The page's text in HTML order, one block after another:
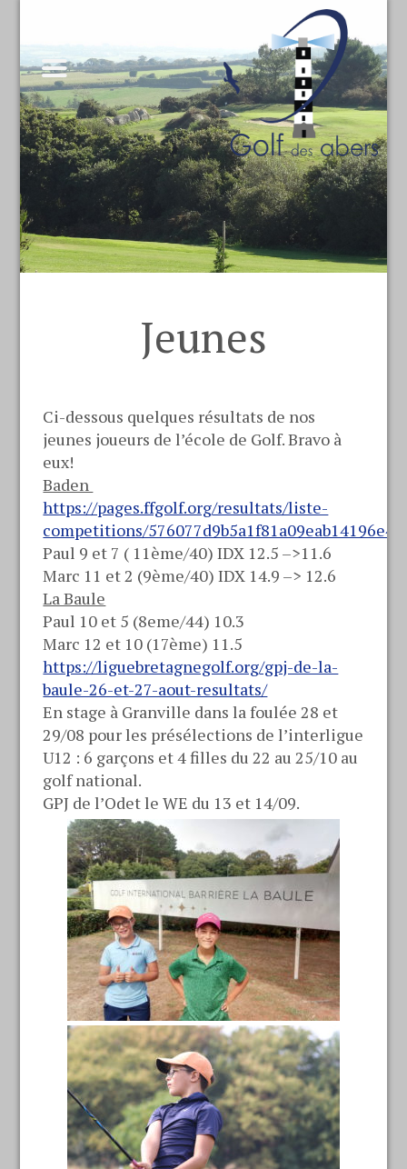
Jeunes
Ci-dessous quelques résultats de nos
jeunes joueurs de l’école de Golf. Bravo à
eux!
Baden
https://pages.ffgolf.org/resultats/liste-
competitions/
Paul 9 et 7 ( 11ème/40) IDX 12.5 –>11.6
Marc 11 et 2 (9ème/40) IDX 14.9 –> 12.6
La Baule
Paul 10 et 5 (8eme/44) 10.3
Marc 12 et 10 (17ème) 11.5
https://liguebretagnegolf.org/gpj-de-la-
baule-26-et-27-aout-resultats/
En stage à Granville dans la foulée 28 et
29/08 pour les présélections de l’interligue
U12 : 6 garçons et 4 filles du 22 au 25/10 au
golf national.
GPJ de l’Odet le WE du 13 et 14/09.